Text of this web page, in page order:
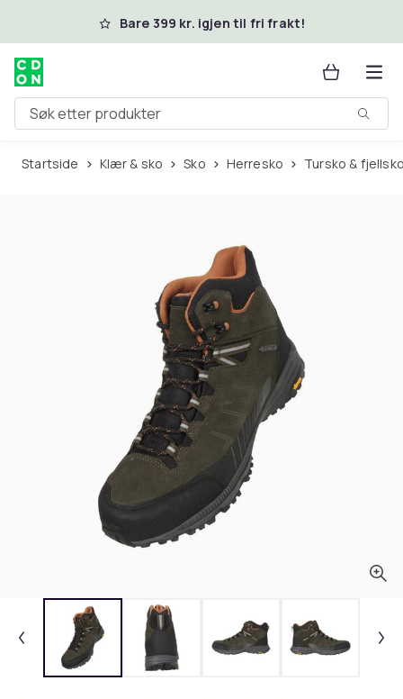
Hopp til hovedinnholdBare 399 kr. igjen til fri frakt!
Søk etter produkter
Startside Klær & sko Sko Herresko Tursko &